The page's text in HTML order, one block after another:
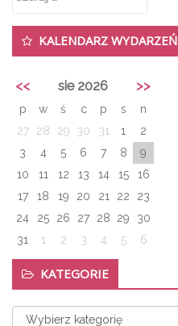
KALENDARZ WYDARZEŃ
<< sie 2026 >>
p w ś c p s
n
27
28 29 30 31 1
2
3
4 5 6 7 8
9
10
11 12 13 14 15
16
17
18 19 20 21 22
23
24
25 26 27 28 29
30
31
1 2 3 4 5 6
KATEGORIE
Kategorie